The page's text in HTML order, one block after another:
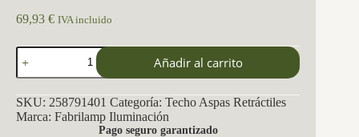
69,93 € IVA incluido
Ventilador
Nasim
59w
6980lm
Blanco
4
Añadir al carrito
SKU: 258791401 Categoría: Techo Aspas Retráctiles
Marca: Fabrilamp Iluminación
Pago seguro garantizado